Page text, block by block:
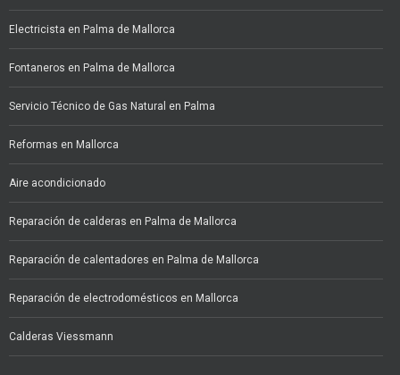
Electricista en Palma de Mallorca
Fontaneros en Palma de Mallorca
Servicio Técnico de Gas Natural en Palma
Reformas en Mallorca
Aire acondicionado
Reparación de calderas en Palma de Mallorca
Reparación de calentadores en Palma de Mallorca
Reparación de electrodomésticos en Mallorca
Calderas Viessmann